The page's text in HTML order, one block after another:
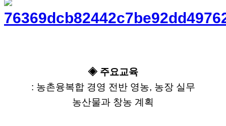
◈ 주요교육
농산물과 창농 계획